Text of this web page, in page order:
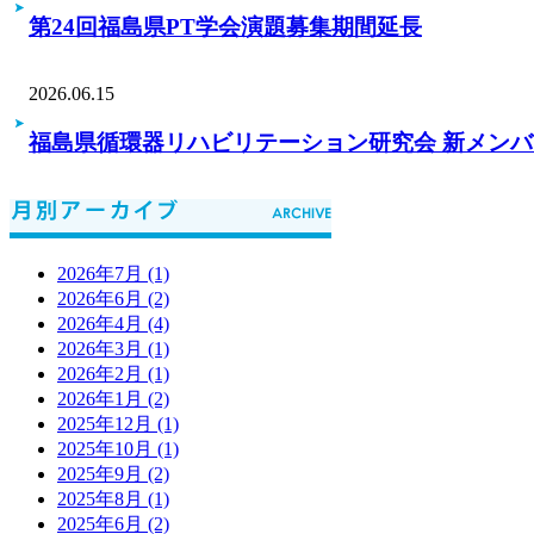
第24回福島県PT学会演題募集期間延長
2026.06.15
福島県循環器リハビリテーション研究会 新メン
2026年7月 (1)
2026年6月 (2)
2026年4月 (4)
2026年3月 (1)
2026年2月 (1)
2026年1月 (2)
2025年12月 (1)
2025年10月 (1)
2025年9月 (2)
2025年8月 (1)
2025年6月 (2)